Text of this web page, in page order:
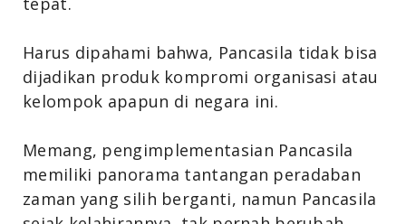
Harus dipahami bahwa, Pancasila tidak bisa
dijadikan produk kompromi organisasi atau
kelompok apapun di negara ini.
Memang, pengimplementasian Pancasila
memiliki panorama tantangan peradaban
zaman yang silih berganti, namun Pancasila